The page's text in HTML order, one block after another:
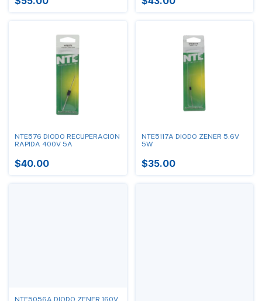
NTE576 DIODO RECUPERACION
RAPIDA 400V 5A
$40.00
NTE5117A DIODO ZENER 5.6V
5W
$35.00